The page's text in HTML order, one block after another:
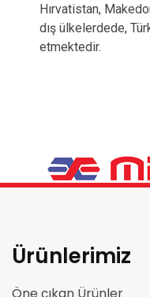
Hırvatistan,
dış ülkelerdede,
etmektedir.
Ürünlerimiz
Öne çıkan Ürünler